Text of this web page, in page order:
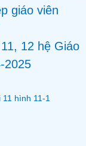
giáo viên
12 hệ Giáo
2025
11 hình 11-1